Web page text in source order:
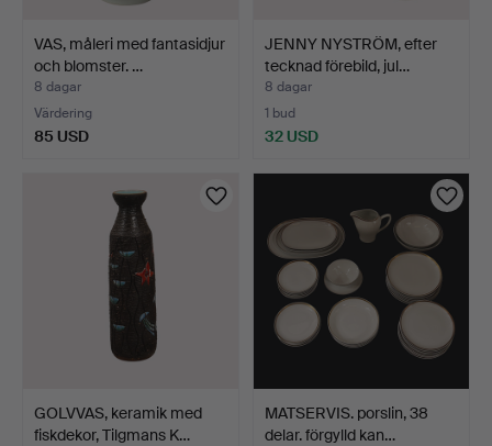
VAS, måleri med fantasidjur
och blomster. …
8 dagar
Värdering
85 USD
JENNY NYSTRÖM, efter
tecknad förebild, jul…
8 dagar
1 bud
32 USD
GOLVVAS, keramik med
fiskdekor, Tilgmans K…
MATSERVIS. porslin, 38
delar. förgylld kan…